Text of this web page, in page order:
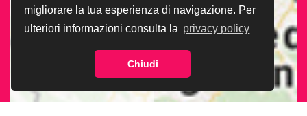
migliorare la tua esperienza di navigazione. Per
ulteriori informazioni consulta la privacy policy
Chiudi